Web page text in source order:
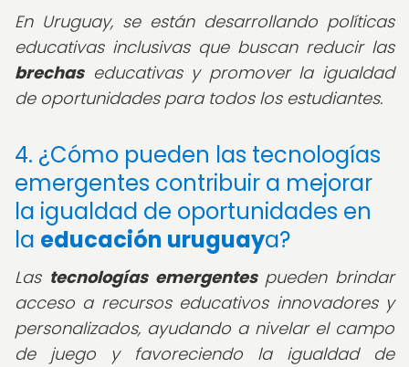
En Uruguay, se están desarrollando políticas
educativas inclusivas que buscan reducir las
brechaseducativas y promover la igualdad
de oportunidades para todos los estudiantes.
4. ¿Cómo pueden las tecnologías
emergentes contribuir a mejorar
la igualdad de oportunidades en
la educación uruguaya?
Las tecnologías emergentespueden brindar
acceso a recursos educativos innovadores y
personalizados, ayudando a nivelar el campo
de juego y favoreciendo la igualdad de